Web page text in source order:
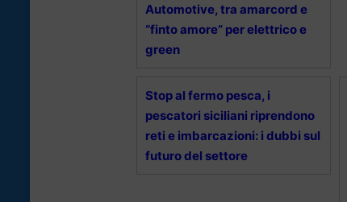
Automotive, tra amarcord e
“finto amore” per elettrico e
green
Stop al fermo pesca, i
pescatori siciliani riprendono
reti e imbarcazioni: i dubbi sul
futuro del settore